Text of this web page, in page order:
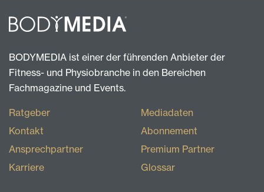
BODYMEDIA ist einer der führenden Anbieter der
Fitness- und Physiobranche in den Bereichen
Fachmagazine und Events.
Ratgeber
Kontakt
Ansprechpartner
Karriere
Mediadaten
Abonnement
Premium Partner
Glossar